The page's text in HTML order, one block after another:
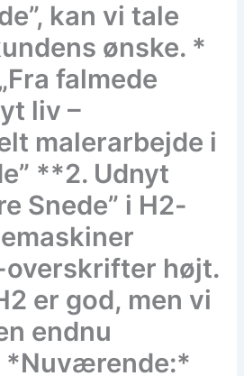
kan vi tale
ønske. *
falmede
liv –
malerarbejde i
**2. Udnyt
Snede” i H2-
højt.
er god, men vi
endnu
*Nuværende:*